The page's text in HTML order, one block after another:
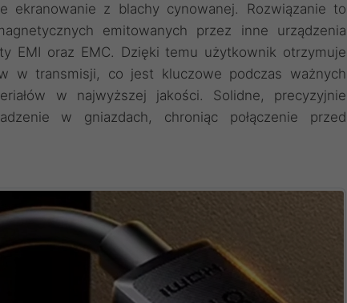
ekranowanie z blachy cynowanej. Rozwiązanie to
emitowanych przez inne urządzenia
EMI oraz EMC. Dzięki temu użytkownik otrzymuje
w transmisji, co jest kluczowe podczas ważnych
w najwyższej jakości. Solidne, precyzyjnie
w gniazdach, chroniąc połączenie przed